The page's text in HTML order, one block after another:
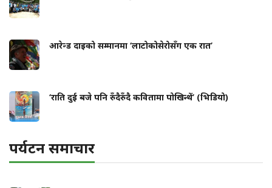
आरेन्ड दाइको सम्मानमा ‘लाटोकोसेरोसँग एक रात’
‘राति दुई बजे पनि रुँदैरुँदै कवितामा पोखिन्थें’ (भिडियो)
पर्यटन समाचार